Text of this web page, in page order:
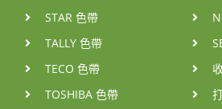
STAR 色帶
TALLY 色帶
TECO 色帶
TOSHIBA 色帶